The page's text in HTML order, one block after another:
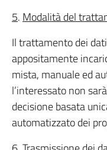
5. Modalità del
Il trattamento dei
appositamente
mista, manuale ed
l’interessato non
decisione basata
automatizzato dei